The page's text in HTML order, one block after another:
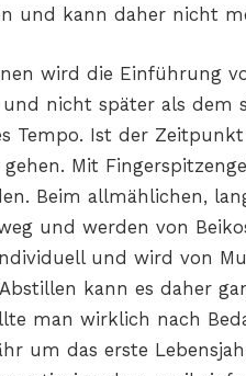
und kann daher nicht
wird die Einführung
nicht später als dem
Tempo. Ist der
Mit
Beim allmählichen,
und werden von
und wird von
kann es daher
man wirklich nach
um das erste